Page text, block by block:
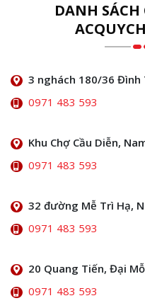
DANH
3 nghách 180/36 Đình
0971 483 593
Khu Chợ Cầu Diễn,
0971 483 593
32 đường Mễ Trì Hạ,
0971 483 593
20 Quang Tiến, Đại
0971 483 593